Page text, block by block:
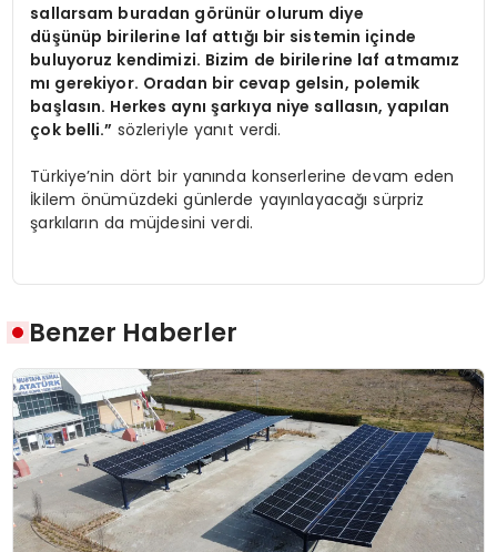
sallarsam buradan görünür olurum diye
düşünüp birilerine laf attığı bir sistemin içinde
buluyoruz kendimizi. Bizim de birilerine laf atmamız
mı gerekiyor. Oradan bir cevap gelsin, polemik
başlasın. Herkes aynı şarkıya niye sallasın, yapılan
çok belli.” sözleriyle yanıt verdi.
Türkiye’nin dört bir yanında konserlerine devam eden
İkilem önümüzdeki günlerde yayınlayacağı sürpriz
şarkıların da müjdesini verdi.
Benzer Haberler